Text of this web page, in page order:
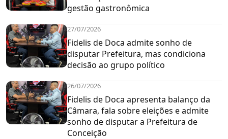
gestão gastronômica
27/07/2026
Fidelis de Doca admite sonho de
disputar Prefeitura, mas condiciona
decisão ao grupo político
26/07/2026
Fidelis de Doca apresenta balanço da
Câmara, fala sobre eleições e admite
sonho de disputar a Prefeitura de
Conceição